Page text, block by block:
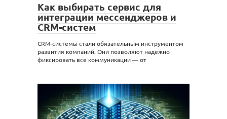
Как выбирать сервис для
интеграции мессенджеров и
CRM-систем
CRM-системы стали обязательным инструментом
развития компаний. Они позволяют надежно
фиксировать все коммуникации — от